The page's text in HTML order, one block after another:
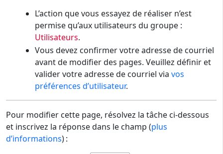
L’action que vous essayez de réaliser n’est
permise qu’aux utilisateurs du groupe :
Utilisateurs.
Vous devez confirmer votre adresse de courriel
avant de modifier des pages. Veuillez définir et
valider votre adresse de courriel via vos
préférences d’utilisateur.
Pour modifier cette page, résolvez la tâche ci-dessous
et inscrivez la réponse dans le champ (plus
d’informations) :